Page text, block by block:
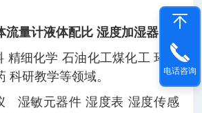
流量计液体配比 湿度加湿器
精细化学 石油化工煤化工 环保
科研教学等领域。
湿敏元器件 湿度表 湿度传感
电话咨询